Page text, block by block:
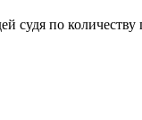
судя по